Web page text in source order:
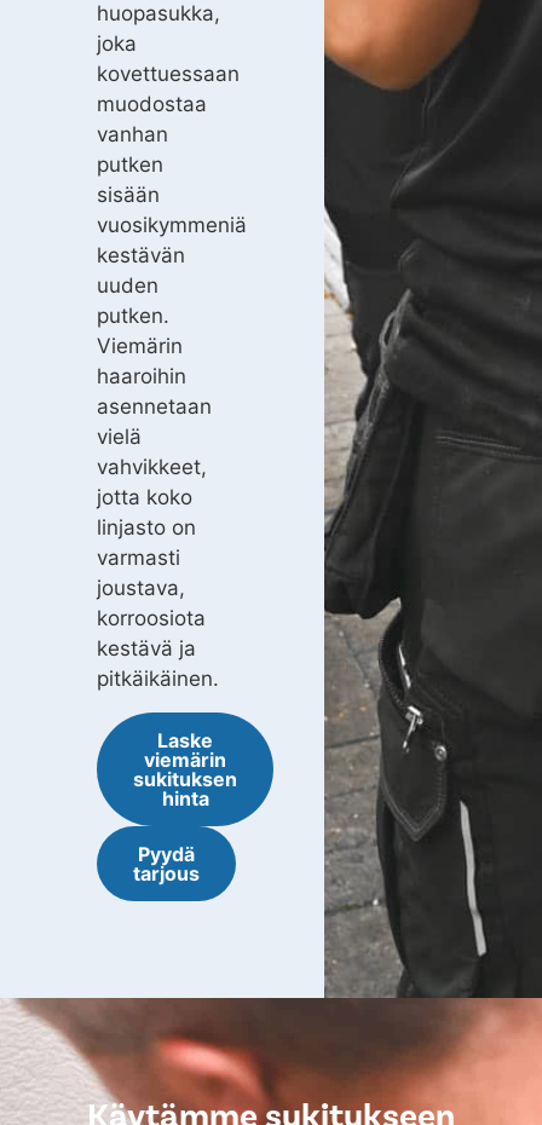
huopasukka,
joka
kovettuessaan
muodostaa
vanhan
putken
sisään
vuosikymmeniä
kestävän
uuden
putken.
Viemärin
haaroihin
asennetaan
vielä
vahvikkeet,
jotta koko
linjasto on
varmasti
joustava,
korroosiota
kestävä ja
pitkäikäinen.
Laske
viemärin
sukituksen
hinta
Pyydä
tarjous
Käytämme sukitukseen